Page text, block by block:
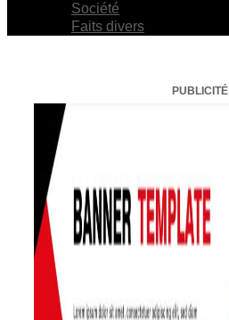
Société
Faits divers
PUBLICITÉ